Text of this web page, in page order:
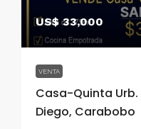
US$ 33,000
VENTA
Casa-Quinta Urb.
Diego, Carabobo